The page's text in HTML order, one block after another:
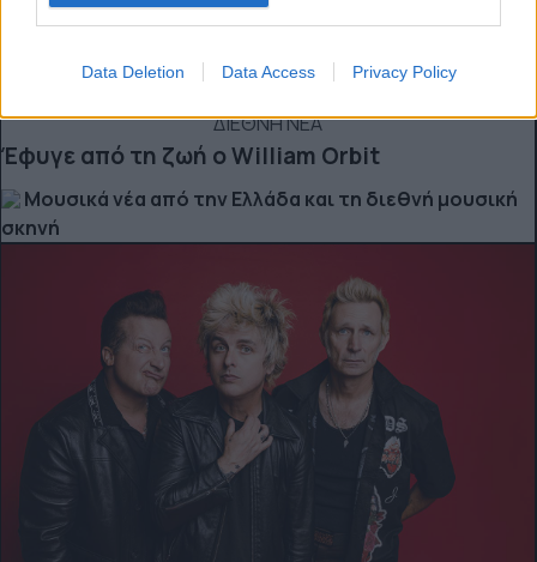
Data Deletion Data Access Privacy Policy
ΔΙΕΘΝΗ ΝΕΑ
Έφυγε από τη ζωή ο William Orbit
Μουσικά νέα από την Ελλάδα και τη διεθνή μουσική
σκηνή